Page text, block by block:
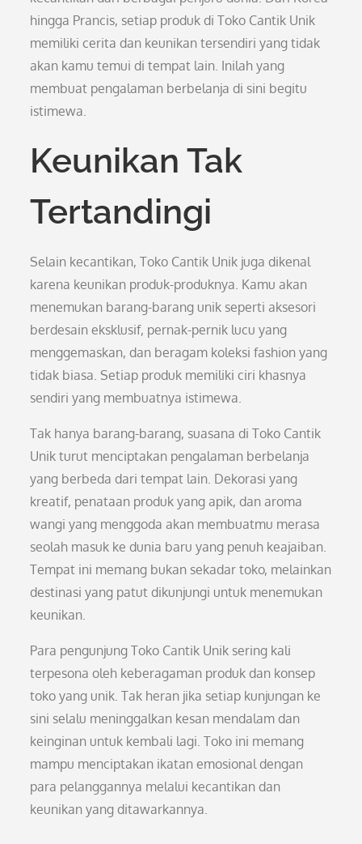
hingga Prancis, setiap produk di Toko Cantik Unik
memiliki cerita dan keunikan tersendiri yang tidak
akan kamu temui di tempat lain. Inilah yang
membuat pengalaman berbelanja di sini begitu
istimewa.
Keunikan Tak
Tertandingi
Selain kecantikan, Toko Cantik Unik juga dikenal
karena keunikan produk-produknya. Kamu akan
menemukan barang-barang unik seperti aksesori
berdesain eksklusif, pernak-pernik lucu yang
menggemaskan, dan beragam koleksi fashion yang
tidak biasa. Setiap produk memiliki ciri khasnya
sendiri yang membuatnya istimewa.
Tak hanya barang-barang, suasana di Toko Cantik
Unik turut menciptakan pengalaman berbelanja
yang berbeda dari tempat lain. Dekorasi yang
kreatif, penataan produk yang apik, dan aroma
wangi yang menggoda akan membuatmu merasa
seolah masuk ke dunia baru yang penuh keajaiban.
Tempat ini memang bukan sekadar toko, melainkan
destinasi yang patut dikunjungi untuk menemukan
keunikan.
Para pengunjung Toko Cantik Unik sering kali
terpesona oleh keberagaman produk dan konsep
toko yang unik. Tak heran jika setiap kunjungan ke
sini selalu meninggalkan kesan mendalam dan
keinginan untuk kembali lagi. Toko ini memang
mampu menciptakan ikatan emosional dengan
para pelanggannya melalui kecantikan dan
keunikan yang ditawarkannya.